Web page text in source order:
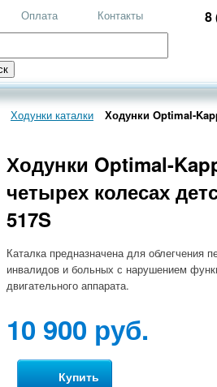
Оплата Контакты 8
Ходунки каталки
Ходунки Optimal-
Ходунки Optimal-
четырех колесах
517S
Каталка предназначена для облегчения
инвалидов и больных с нарушением
двигательного аппарата.
10 900 руб.
Купить